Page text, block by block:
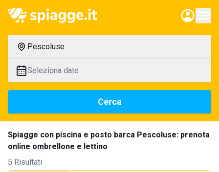
Pescoluse
Seleziona date
Cerca
Spiagge con piscina e posto barca Pescoluse: prenota
online ombrellone e lettino
5 Risultati